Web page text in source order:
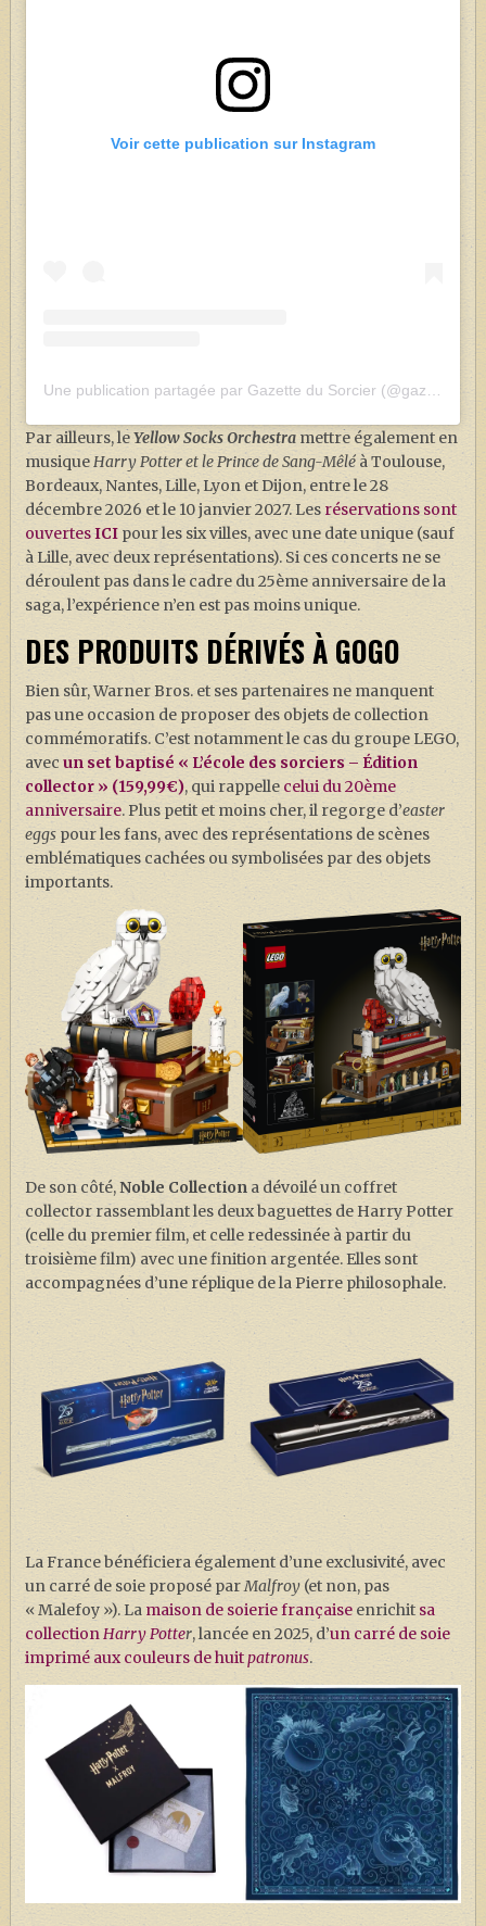
Voir cette publication sur Instagram
Par ailleurs, leYellow Socks Orchestramettre également en
musiqueHarry Potter et le Prince de Sang-Mêléà Toulouse,
Bordeaux, Nantes, Lille, Lyon et Dijon, entre le 28
décembre 2026 et le 10 janvier 2027. Les réservations sont
ouvertesICI pour les six villes, avec une date unique (sauf
à Lille, avec deux représentations). Si ces concerts ne se
déroulent pas dans le cadre du 25ème anniversaire de la
saga, l’expérience n’en est pas moins unique.
DES PRODUITS DÉRIVÉS À GOGO
Bien sûr, Warner Bros. et ses partenaires ne manquent
pas une occasion de proposer des objets de collection
commémoratifs. C’est notamment le cas du groupe LEGO,
avec un set baptisé « L’école des sorciers – Édition
collector » (159,99€), qui rappelle celui du 20ème
anniversaire. Plus petit et moins cher, il regorge d’easter
eggs pour les fans, avec des représentations de scènes
emblématiques cachées ou symbolisées par des objets
importants.
De son côté,Noble Collectiona dévoilé un coffret
collector rassemblant les deux baguettes de Harry Potter
(celle du premier film, et celle redessinée à partir du
troisième film) avec une finition argentée. Elles sont
accompagnées d’une réplique de la Pierre philosophale.
La France bénéficiera également d’une exclusivité, avec
un carré de soie proposé parMalfroy (et non, pas
« Malefoy »). La maison de soierie françaiseenrichit sa
collectionHarry Potter, lancée en 2025, d’un carré de soie
imprimé aux couleurs de huitpatronus.